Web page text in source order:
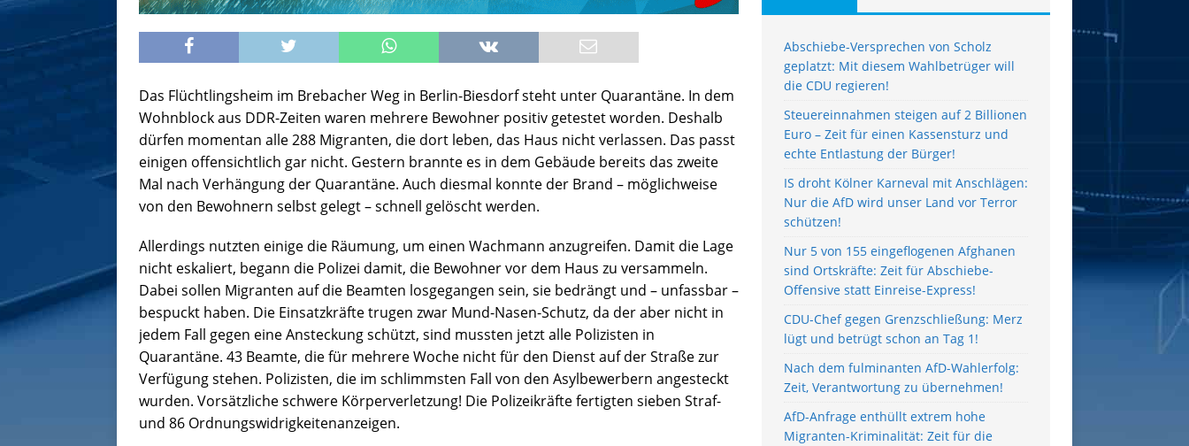
Das Flüchtlingsheim im Brebacher Weg in Berlin-Biesdorf steht unter Quarantäne. In dem
Wohnblock aus DDR-Zeiten waren mehrere Bewohner positiv getestet worden. Deshalb
dürfen momentan alle 288 Migranten, die dort leben, das Haus nicht verlassen. Das passt
einigen offensichtlich gar nicht. Gestern brannte es in dem Gebäude bereits das zweite
Mal nach Verhängung der Quarantäne. Auch diesmal konnte der Brand – möglichweise
von den Bewohnern selbst gelegt – schnell gelöscht werden.
Allerdings nutzten einige die Räumung, um einen Wachmann anzugreifen. Damit die Lage
nicht eskaliert, begann die Polizei damit, die Bewohner vor dem Haus zu versammeln.
Dabei sollen Migranten auf die Beamten losgegangen sein, sie bedrängt und – unfassbar –
bespuckt haben. Die Einsatzkräfte trugen zwar Mund-Nasen-Schutz, da der aber nicht in
jedem Fall gegen eine Ansteckung schützt, sind mussten jetzt alle Polizisten in
Quarantäne. 43 Beamte, die für mehrere Woche nicht für den Dienst auf der Straße zur
Verfügung stehen. Polizisten, die im schlimmsten Fall von den Asylbewerbern angesteckt
wurden. Vorsätzliche schwere Körperverletzung! Die Polizeikräfte fertigten sieben Straf-
und 86 Ordnungswidrigkeitenanzeigen.
Abschiebe-Versprechen von Scholz
geplatzt: Mit diesem Wahlbetrüger will
die CDU regieren!
Steuereinnahmen steigen auf 2 Billionen
Euro – Zeit für einen Kassensturz und
echte Entlastung der Bürger!
IS droht Kölner Karneval mit Anschlägen:
Nur die AfD wird unser Land vor Terror
schützen!
Nur 5 von 155 eingeflogenen Afghanen
sind Ortskräfte: Zeit für Abschiebe-
Offensive statt Einreise-Express!
CDU-Chef gegen Grenzschließung: Merz
lügt und betrügt schon an Tag 1!
Nach dem fulminanten AfD-Wahlerfolg:
Zeit, Verantwortung zu übernehmen!
AfD-Anfrage enthüllt extrem hohe
Migranten-Kriminalität: Zeit für die